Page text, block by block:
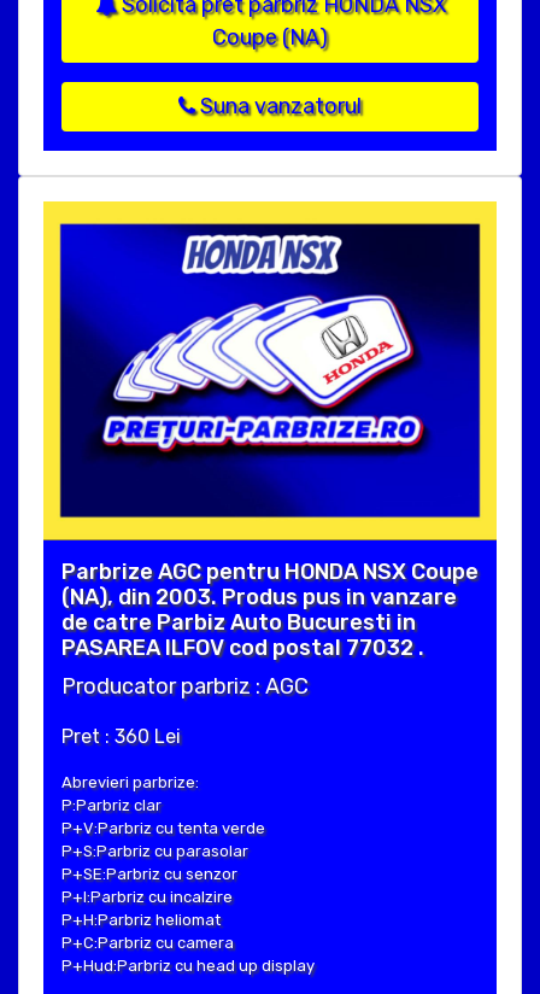
Solicita pret parbriz HONDA NSX
Coupe (NA)
Suna vanzatorul
Parbrize AGC pentru HONDA NSX Coupe
(NA), din 2003. Produs pus in vanzare
de catre Parbiz Auto Bucuresti in
PASAREA ILFOV cod postal 77032 .
Producator parbriz : AGC
Pret : 360 Lei
Abrevieri parbrize:
P:Parbriz clar
P+V:Parbriz cu tenta verde
P+S:Parbriz cu parasolar
P+SE:Parbriz cu senzor
P+I:Parbriz cu incalzire
P+H:Parbriz heliomat
P+C:Parbriz cu camera
P+Hud:Parbriz cu head up display